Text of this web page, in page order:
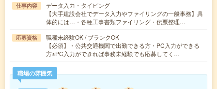
仕事内容
データ入力・タイピング
【大手建設会社でデータ入力やファイリングの一般事務】具
体的には…・各種工事書類ファイリング・伝票整理…
応募資格
職種未経験OK / ブランクOK
【必須】・公共交通機関で出勤できる方・PC入力ができる
方※PC入力ができれば事務未経験でも応募してく…
職場の雰囲気